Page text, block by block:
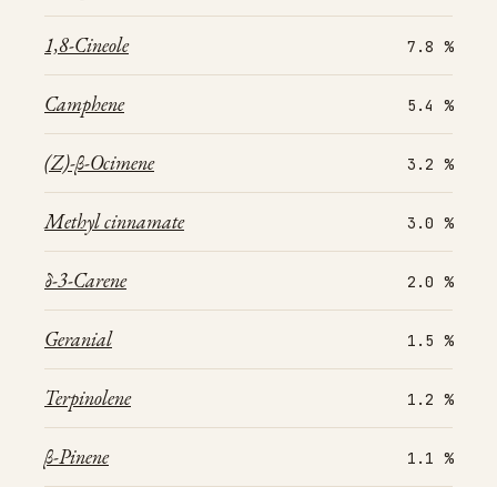
1,8-Cineole 7.8 %
Camphene 5.4 %
(Z)-β-Ocimene 3.2 %
Methyl cinnamate 3.0 %
δ-3-Carene 2.0 %
Geranial 1.5 %
Terpinolene 1.2 %
β-Pinene 1.1 %